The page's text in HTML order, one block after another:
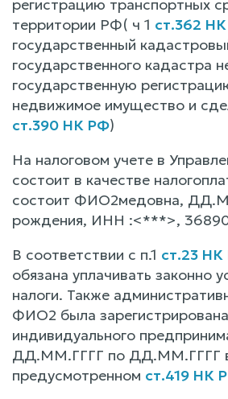
регистрацию транспортных
территории РФ( ч 1 ст.362
государственный
государственного кадастра
государственную
недвижимое имущество и
ст.390 НК РФ)
На налоговом учете в
состоит в качестве
состоит ФИО2медовна,
рождения, ИНН :<***>,
В соответствии с п.1 ст.23
обязана уплачивать законно
налоги. Также
ФИО2 была
индивидуального
ДД.ММ.ГГГГ по ДД.ММ.ГГГГ
предусмотренном ст.419 НК